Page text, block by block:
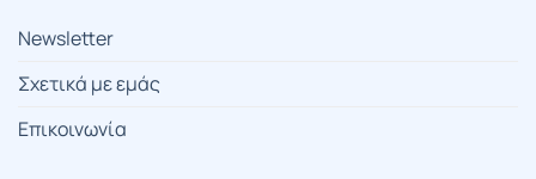
Newsletter
Σχετικά με εμάς
Επικοινωνία